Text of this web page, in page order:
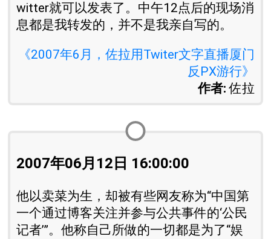
witter就可以发表了。中午12点后的现场消
息都是我转发的，并不是我亲自写的。
《2007年6月，佐拉用Twiter文字直播厦门
反PX游行》
作者: 佐拉
2007年06月12日 16:00:00
他以卖菜为生，却被有些网友称为“中国第
一个通过博客关注并参与公共事件的‘公民
记者’”。他称自己所做的一切都是为了“娱